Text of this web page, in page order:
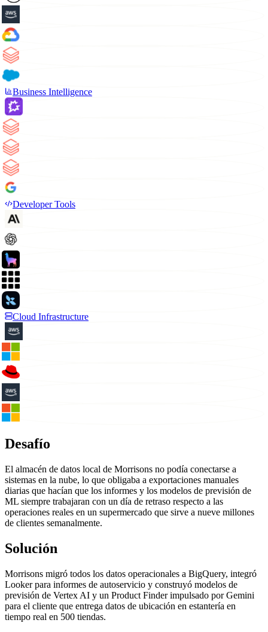
Business Intelligence
Developer Tools
Cloud Infrastructure
Desafío
El almacén de datos local de Morrisons no podía conectarse a
sistemas en la nube, lo que obligaba a exportaciones manuales
diarias que hacían que los informes y los modelos de previsión de
ML siempre trabajaran con un día de retraso respecto a las
operaciones reales en un supermercado que sirve a nueve millones
de clientes semanalmente.
Solución
Morrisons migró todos los datos operacionales a BigQuery, integró
Looker para informes de autoservicio y construyó modelos de
previsión de Vertex AI y un Product Finder impulsado por Gemini
para el cliente que entrega datos de ubicación en estantería en
tiempo real en 500 tiendas.